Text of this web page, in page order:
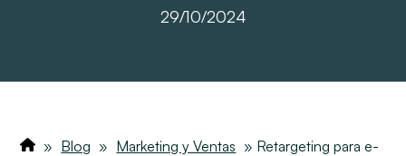
29/10/2024
» Blog » Marketing y Ventas » Retargeting para e-